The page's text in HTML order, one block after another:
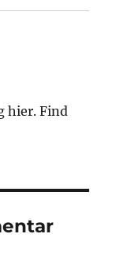
hier. Find